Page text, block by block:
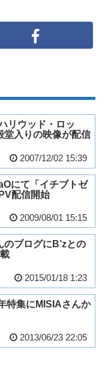
リウッド・ロッ
堂入りの映像が配信
2007/12/02 15:39
にて「イチブトゼ
配信開始
2009/08/01 15:15
のブログにB’zとの
2015/01/18 1:23
特集にMISIAさんか
2013/06/23 22:05